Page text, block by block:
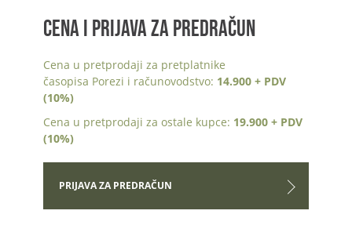
CENA I PRIJAVA ZA PREDRAČUN
Cena u pretprodaji za pretplatnike
časopisa Porezi i računovodstvo: 14.900 + PDV
(10%)
Cena u pretprodaji za ostale kupce: 19.900 + PDV
(10%)
PRIJAVA ZA PREDRAČUN